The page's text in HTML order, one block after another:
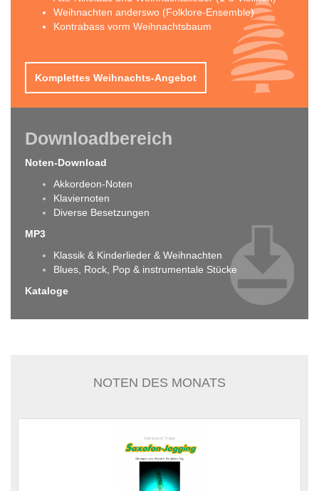
Weihnachten anderswo (Folklore-Ensemble)
Kontrabass vorm Weihnachtsbaum
Komplettes Weihnachts-Angebot
Downloadbereich
Noten-Download
Akkordeon-Noten
Klaviernoten
Diverse Besetzungen
MP3
Klassik & Kinderlieder & Weihnachten
Blues, Rock, Pop & instrumentale Stücke
Kataloge
NOTEN DES MONATS